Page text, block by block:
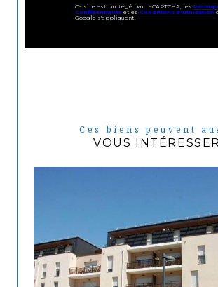
Ce site est protégé par reCAPTCHA, les
Confidentialité et esConditions d'utilisation
Google s'appliquent.
Ces biens peuvent
VOUS INTÉRESSER